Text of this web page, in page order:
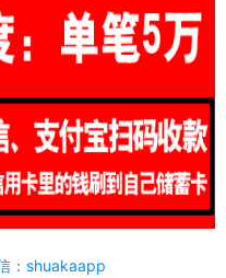
：shuakaapp